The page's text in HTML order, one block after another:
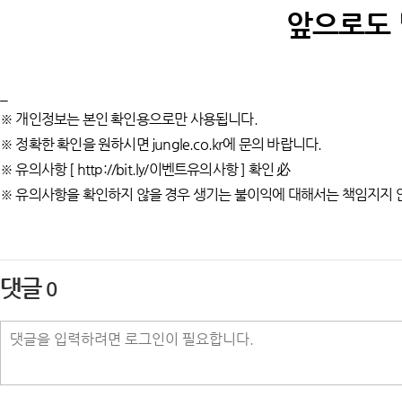
앞으로도
※ 개인정보는 본인 확인용으로만 사용됩니다.
※ 정확한 확인을 원하시면 jungle.co.kr에 문의 바랍니다.
※ 유의사항 [ http://bit.ly/이벤트유의사항 ] 확인 必
※ 유의사항을 확인하지 않을 경우 생기는 불이익에 대해서는 책임지지
댓글 0